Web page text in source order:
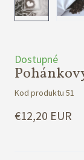
Dostupné
Kod produktu 51
€12,20 EUR